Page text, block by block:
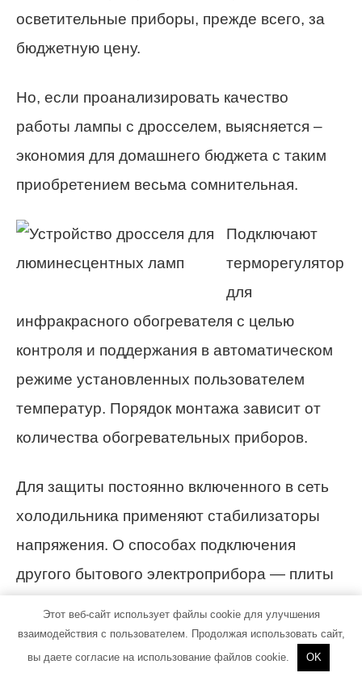
осветительные приборы, прежде всего, за
бюджетную цену.
Но, если проанализировать качество
работы лампы с дросселем, выясняется –
экономия для домашнего бюджета с таким
приобретением весьма сомнительная.
Подключают
терморегулятор
для
инфракрасного обогревателя с целью
контроля и поддержания в автоматическом
режиме установленных пользователем
температур. Порядок монтажа зависит от
количества обогревательных приборов.
Для защиты постоянно включенного в сеть
холодильника применяют стабилизаторы
напряжения. О способах подключения
другого бытового электроприбора — плиты
Дроссельный пусковой механизм очень
Этот веб-сайт использует файлы cookie для улучшения
взаимодействия с пользователем. Продолжая использовать сайт,
вы даете согласие на использование файлов cookie.
OK